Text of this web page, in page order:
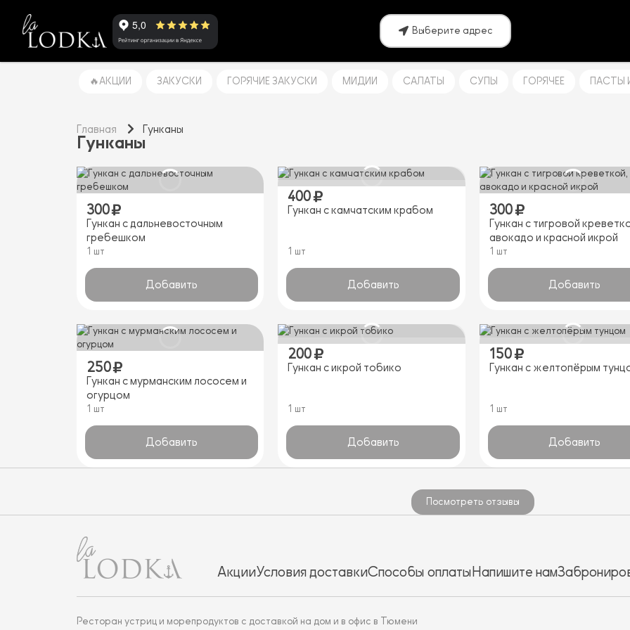
Выберите адрес
🔥АКЦИИ ЗАКУСКИ ГОРЯЧИЕ ЗАКУСКИ МИДИИ САЛАТЫ СУПЫ ГОРЯЧЕЕ ПАСТЫ
Главная Гунканы
Гунканы
300
Гункан с дальневосточным
гребешком
1 шт
Добавить
400
Гункан с камчатским крабом
1 шт
Добавить
300
Гункан с тигровой
авокадо и красной икрой
1 шт
Добавить
250
Гункан с мурманским лососем и
огурцом
1 шт
Добавить
200
Гункан с икрой тобико
1 шт
Добавить
150
Гункан с желтопёрым
1 шт
Добавить
Посмотреть отзывы
АкцииУсловия доставкиСпособы оплатыНапишите нам
Ресторан устриц и морепродуктов с доставкой на дом и в офис в Тюмени